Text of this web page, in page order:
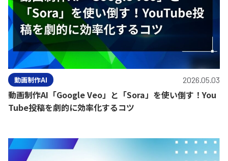
動画制作AI 2026.05.03
動画制作AI「Google Veo」と「Sora」を使い倒す！You
Tube投稿を劇的に効率化するコツ